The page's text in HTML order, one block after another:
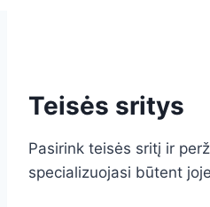
Teisės sritys
Pasirink teisės sritį ir
specializuojasi būtent